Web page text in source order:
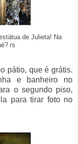
de Julieta! Na
rs
pátio, que é grátis.
e banheiro no
o segundo piso,
para tirar foto no